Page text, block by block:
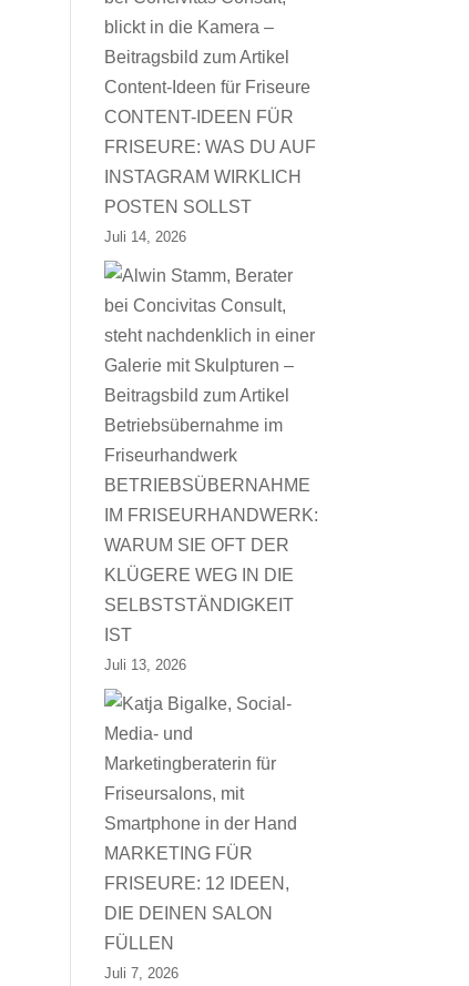
CONTENT-IDEEN FÜR
FRISEURE: WAS DU AUF
INSTAGRAM WIRKLICH
POSTEN SOLLST
Juli 14, 2026
BETRIEBSÜBERNAHME
IM FRISEURHANDWERK:
WARUM SIE OFT DER
KLÜGERE WEG IN DIE
SELBSTSTÄNDIGKEIT
IST
Juli 13, 2026
MARKETING FÜR
FRISEURE: 12 IDEEN,
DIE DEINEN SALON
FÜLLEN
Juli 7, 2026